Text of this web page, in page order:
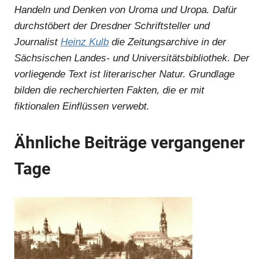
Handeln und Denken von Uroma und Uropa. Dafür
durchstöbert der Dresdner Schriftsteller und
Journalist Heinz Kulb die Zeitungsarchive in der
Sächsischen Landes- und Universitätsbibliothek. Der
vorliegende Text ist literarischer Natur. Grundlage
bilden die recherchierten Fakten, die er mit
fiktionalen Einflüssen verwebt.
Ähnliche Beiträge vergangener
Tage